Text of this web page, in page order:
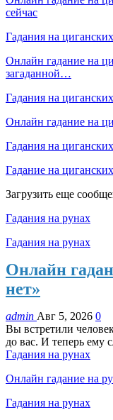
сейчас
Гадания на
Онлайн гадание на
загаданной…
Гадания на
Онлайн гадание на
Гадания на
Гадание на
Загрузить еще
Гадания на рунах
Гадания на рунах
Онлайн
нет»
admin Авг 5, 2026 0
Вы встретили
до вас. И теперь ему
Гадания на рунах
Онлайн гадание на
Гадания на рунах